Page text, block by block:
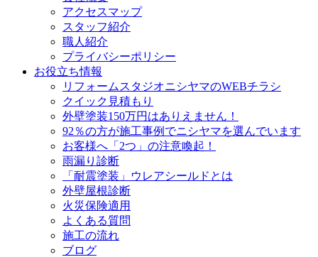
アクセスマップ
スタッフ紹介
職人紹介
プライバシーポリシー
お役立ち情報
リフォームスタジオニシヤマのWEBチラシ
クイック見積もり
外壁塗装150万円はありえません！
92％の方が施工事例でニシヤマを選んでいます
お客様へ「2つ」の注意喚起！
雨漏り診断
「耐震塗装」ウレアシールドとは
外壁屋根診断
火災保険適用
よくある質問
施工の流れ
ブログ